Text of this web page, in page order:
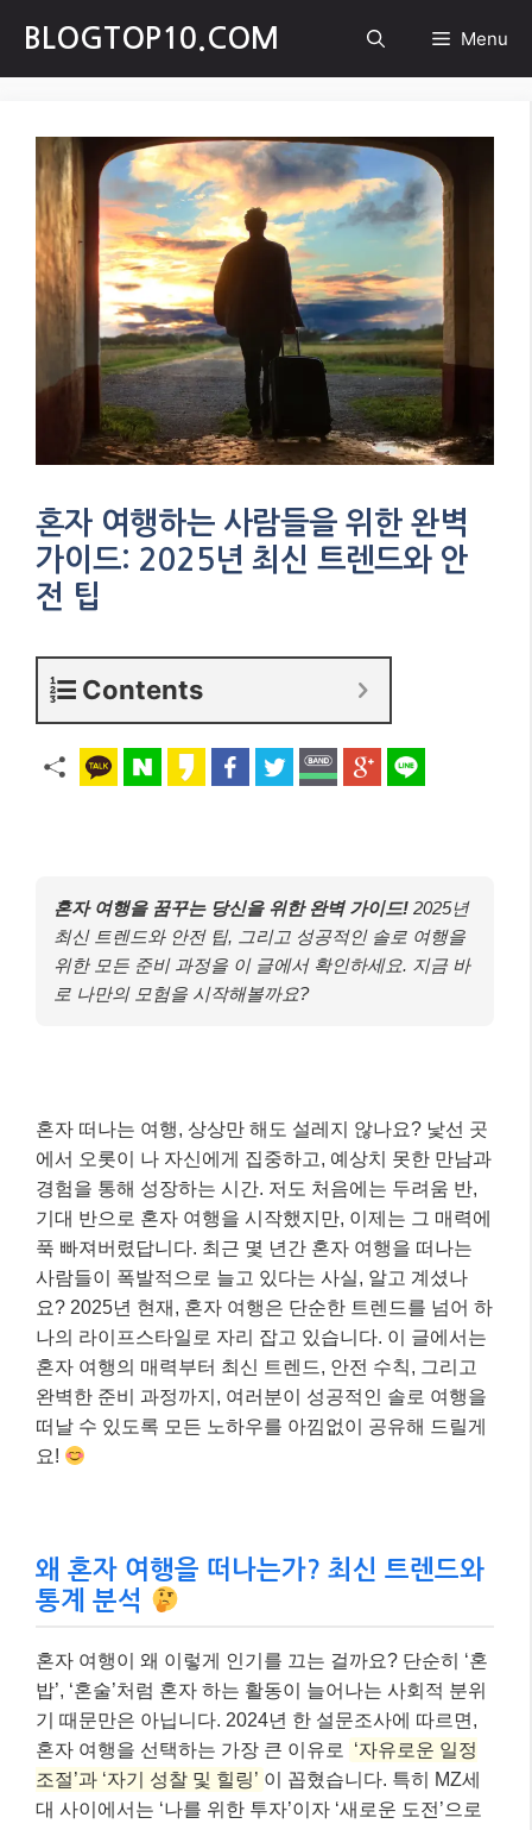
content
BLOGTOP10.COM Menu
혼자 여행하는 사람들을 위한 완벽
가이드: 2025년 최신 트렌드와 안
전 팁
Contents
혼자 여행을 꿈꾸는 당신을 위한 완벽 가이드! 2025년
최신 트렌드와 안전 팁, 그리고 성공적인 솔로 여행을
위한 모든 준비 과정을 이 글에서 확인하세요. 지금 바
로 나만의 모험을 시작해볼까요?
혼자 떠나는 여행, 상상만 해도 설레지 않나요? 낯선 곳
에서 오롯이 나 자신에게 집중하고, 예상치 못한 만남과
경험을 통해 성장하는 시간. 저도 처음에는 두려움 반,
기대 반으로 혼자 여행을 시작했지만, 이제는 그 매력에
푹 빠져버렸답니다. 최근 몇 년간 혼자 여행을 떠나는
사람들이 폭발적으로 늘고 있다는 사실, 알고 계셨나
요? 2025년 현재, 혼자 여행은 단순한 트렌드를 넘어 하
나의 라이프스타일로 자리 잡고 있습니다. 이 글에서는
혼자 여행의 매력부터 최신 트렌드, 안전 수칙, 그리고
완벽한 준비 과정까지, 여러분이 성공적인 솔로 여행을
떠날 수 있도록 모든 노하우를 아낌없이 공유해 드릴게
요!
왜 혼자 여행을 떠나는가? 최신 트렌드와
통계 분석
혼자 여행이 왜 이렇게 인기를 끄는 걸까요? 단순히 ‘혼
밥’, ‘혼술’처럼 혼자 하는 활동이 늘어나는 사회적 분위
기 때문만은 아닙니다. 2024년 한 설문조사에 따르면,
혼자 여행을 선택하는 가장 큰 이유로
‘자유로운 일정
조절’과 ‘자기 성찰 및 힐링’ 이 꼽혔습니다. 특히 MZ세
대 사이에서는 ‘나를 위한 투자’이자 ‘새로운 도전’으로